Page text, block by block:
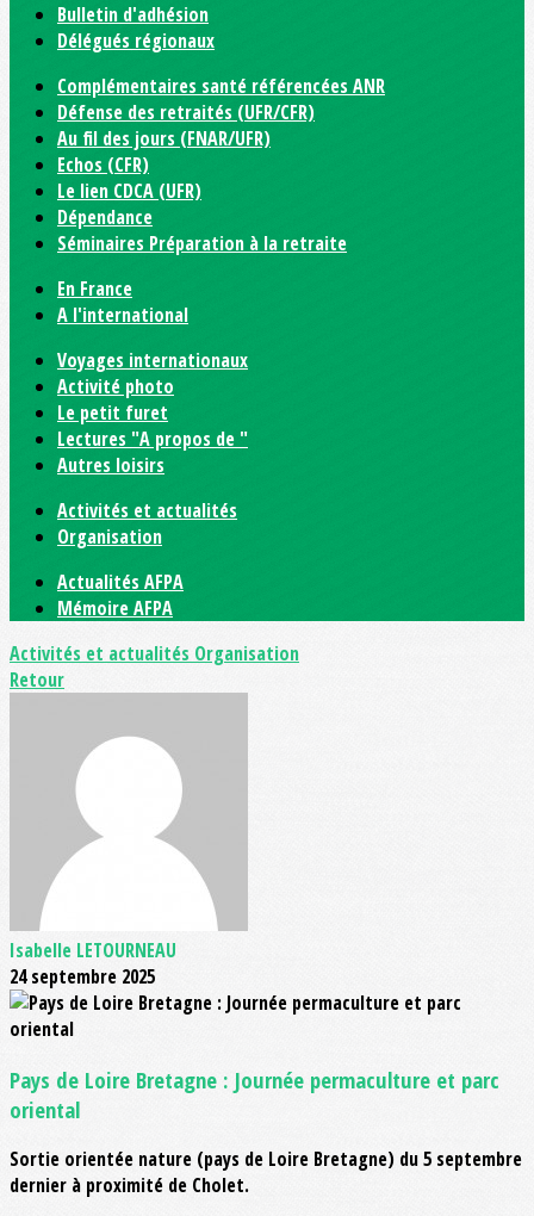
Bulletin d'adhésion
Délégués régionaux
Complémentaires santé référencées ANR
Défense des retraités (UFR/CFR)
Au fil des jours (FNAR/UFR)
Echos (CFR)
Le lien CDCA (UFR)
Dépendance
Séminaires Préparation à la retraite
En France
A l'international
Voyages internationaux
Activité photo
Le petit furet
Lectures "A propos de "
Autres loisirs
Activités et actualités
Organisation
Actualités AFPA
Mémoire AFPA
Activités et actualités Organisation
Retour
Isabelle LETOURNEAU
24 septembre 2025
Pays de Loire Bretagne : Journée permaculture et parc
oriental
Sortie orientée nature (pays de Loire Bretagne) du 5 septembre
dernier à proximité de Cholet.